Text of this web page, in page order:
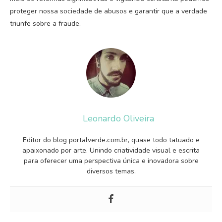
proteger nossa sociedade de abusos e garantir que a verdade
triunfe sobre a fraude.
Leonardo Oliveira
Editor do blog portalverde.com.br, quase todo tatuado e
apaixonado por arte. Unindo criatividade visual e escrita
para oferecer uma perspectiva única e inovadora sobre
diversos temas.